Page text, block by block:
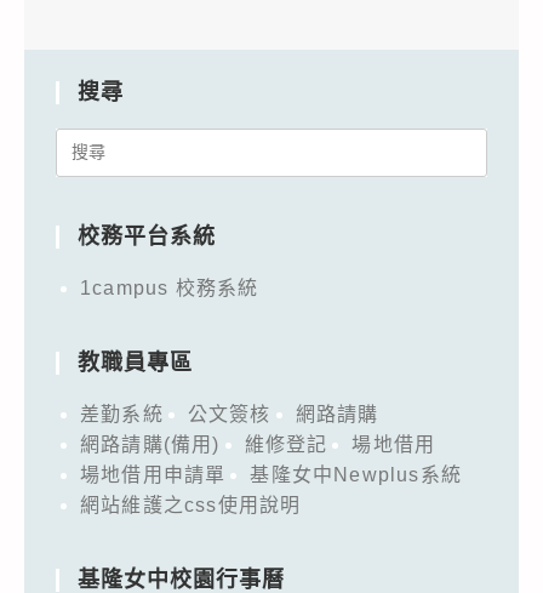
搜尋
Search
校務平台系統
1campus 校務系統
教職員專區
差勤系統 公文簽核
網路請購
網路請購(備用)
維修登記
場地借用
場地借用申請單
基隆女中Newplus系統
網站維護之css使用說明
基隆女中校園行事曆